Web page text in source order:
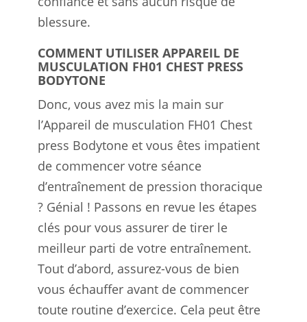
blessure.
COMMENT UTILISER APPAREIL DE
MUSCULATION FH01 CHEST PRESS
BODYTONE
Donc, vous avez mis la main sur
l’Appareil de musculation FH01 Chest
press Bodytone et vous êtes impatient
de commencer votre séance
d’entraînement de pression thoracique
? Génial ! Passons en revue les étapes
clés pour vous assurer de tirer le
meilleur parti de votre entraînement.
Tout d’abord, assurez-vous de bien
vous échauffer avant de commencer
toute routine d’exercice. Cela peut être